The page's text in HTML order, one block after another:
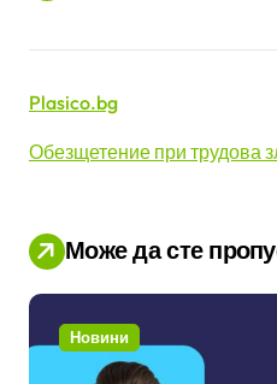
Plasico.bg
Обезщетение при трудова
Може да сте
Новини